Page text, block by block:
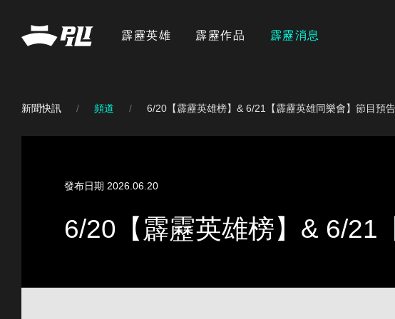
霹靂英雄 霹靂作品 霹靂消息
新聞快訊 頻道 6/20【霹靂英雄榜】& 6/21【霹靂英雄同樂會】節目預告
發布日期 2026.06.20
6/20【霹靂英雄榜】& 6/21